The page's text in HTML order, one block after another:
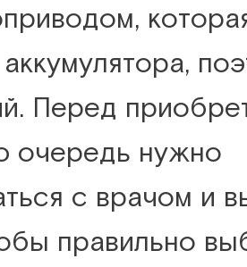
Перед
очередь нужно
с врачом и
правильно